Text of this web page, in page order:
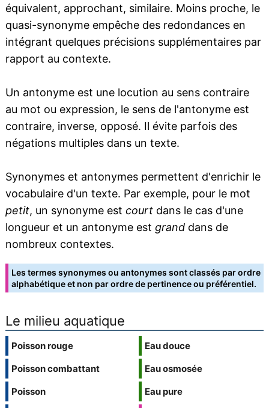
équivalent, approchant, similaire. Moins proche, le
quasi-synonyme empêche des redondances en
intégrant quelques précisions supplémentaires par
rapport au contexte.
Un antonyme est une locution au sens contraire
au mot ou expression, le sens de l'antonyme est
contraire, inverse, opposé. Il évite parfois des
négations multiples dans un texte.
Synonymes et antonymes permettent d'enrichir le
vocabulaire d'un texte. Par exemple, pour le mot
petit, un synonyme est courtdans le cas d'une
longueur et un antonyme est granddans de
nombreux contextes.
Les termes synonymes ou antonymes sont classés par ordre
alphabétique et non par ordre de pertinence ou préférentiel.
Le milieu aquatique
Poisson rouge
Poisson combattant
Poisson
Eau douce
Eau osmosée
Eau pure